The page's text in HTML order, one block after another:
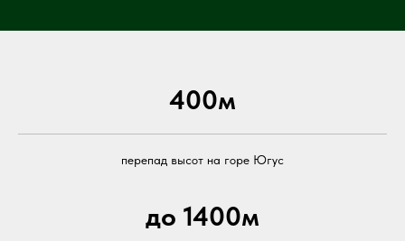
400м
перепад высот на горе Югус
до 1400м